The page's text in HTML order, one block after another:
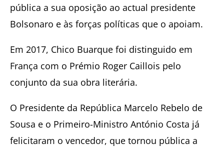
pública a sua oposição ao actual presidente
Bolsonaro e às forças políticas que o apoiam.
Em 2017, Chico Buarque foi distinguido em
França com o Prémio Roger Caillois pelo
conjunto da sua obra literária.
O Presidente da República Marcelo Rebelo de
Sousa e o Primeiro-Ministro António Costa já
felicitaram o vencedor, que tornou pública a